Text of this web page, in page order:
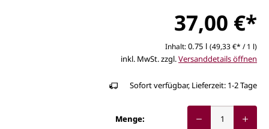
37,00 €*
Inhalt:0.75 l (49,33 €* / 1 l)
inkl. MwSt. zzgl.Versanddetails öffnen
Sofort verfügbar, Lieferzeit: 1-2 Tage
Menge: